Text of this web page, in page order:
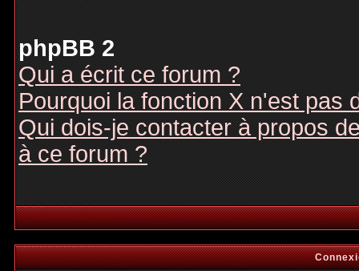
phpBB 2
Qui a écrit ce forum ?
Pourquoi la fonction X n'est pas
Qui dois-je contacter à propos
à ce forum ?